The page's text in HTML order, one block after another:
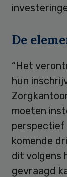
De
“Het
hun
moeten
perspectief
komende
dit volgens
gevraagd